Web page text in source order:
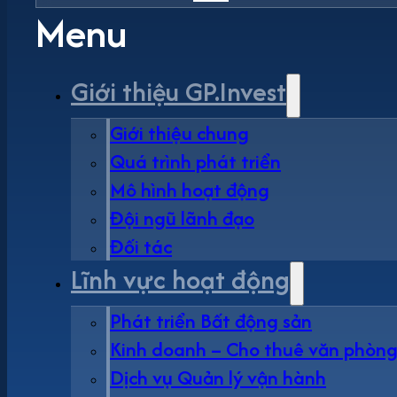
Menu
Giới thiệu GP.Invest
Giới thiệu chung
Quá trình phát triển
Mô hình hoạt động
Đội ngũ lãnh đạo
Đối tác
Lĩnh vực hoạt động
Phát triển Bất động sản
Kinh doanh – Cho thuê văn phòng
Dịch vụ Quản lý vận hành